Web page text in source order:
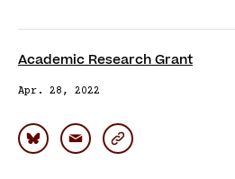
Academic Research Grant
Apr. 28, 2022